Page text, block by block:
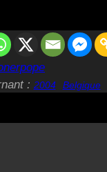
: 2004 Belgique